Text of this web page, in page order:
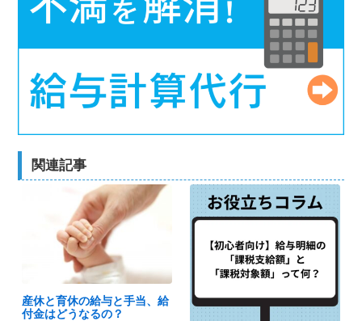
関連記事
産休と育休の給与と手当、給
付金はどうなるの？